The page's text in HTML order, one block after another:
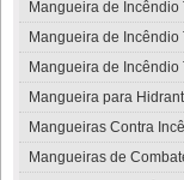
Mangueira de Incêndio
Mangueira de Incêndio
Mangueira de Incêndio
Mangueira para
Mangueiras Contra
Mangueiras de